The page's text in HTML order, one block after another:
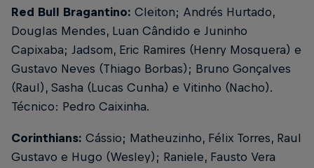
Red Bull Bragantino: Cleiton; Andrés Hurtado,
Douglas Mendes, Luan Cândido e Juninho
Capixaba; Jadsom, Eric Ramires (Henry Mosquera) e
Gustavo Neves (Thiago Borbas); Bruno Gonçalves
(Raul), Sasha (Lucas Cunha) e Vitinho (Nacho).
Técnico: Pedro Caixinha.
Corinthians: Cássio; Matheuzinho, Félix Torres, Raul
Gustavo e Hugo (Wesley); Raniele, Fausto Vera